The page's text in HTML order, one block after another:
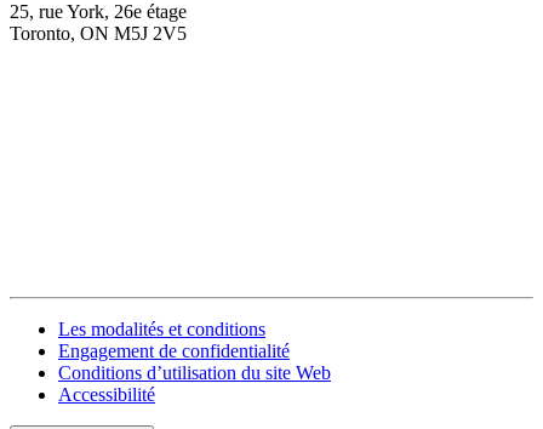
25, rue York, 26e étage
Toronto, ON M5J 2V5
Les modalités et conditions
Engagement de confidentialité
Conditions d’utilisation du site Web
Accessibilité